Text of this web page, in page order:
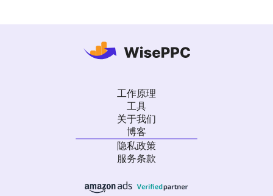
工作原理
工具
关于我们
博客
隐私政策
服务条款